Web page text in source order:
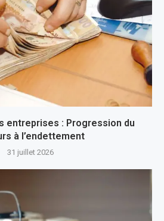
entreprises : Progression du
à l’endettement
31 juillet 2026